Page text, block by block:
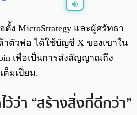
0:00/ 0:00
ตั้ง MicroStrategy และผู้ศรัทธา
าตัวพ่อ ได้ใช้บัญชี X ของเขาใน
เพื่อเป็นการส่งสัญญาณถึง
ต็มเปี่ยม.
ว้ว่า “สร้างสิ่งที่ดีกว่า”